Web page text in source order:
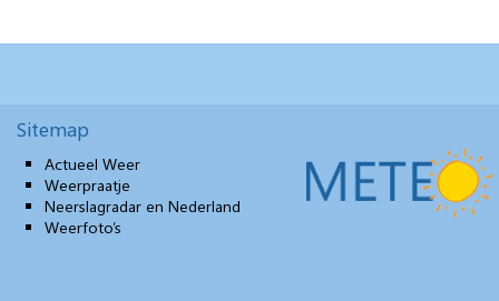
Sitemap
Actueel Weer
Weerpraatje
Neerslagradar en Nederland
Weerfoto’s